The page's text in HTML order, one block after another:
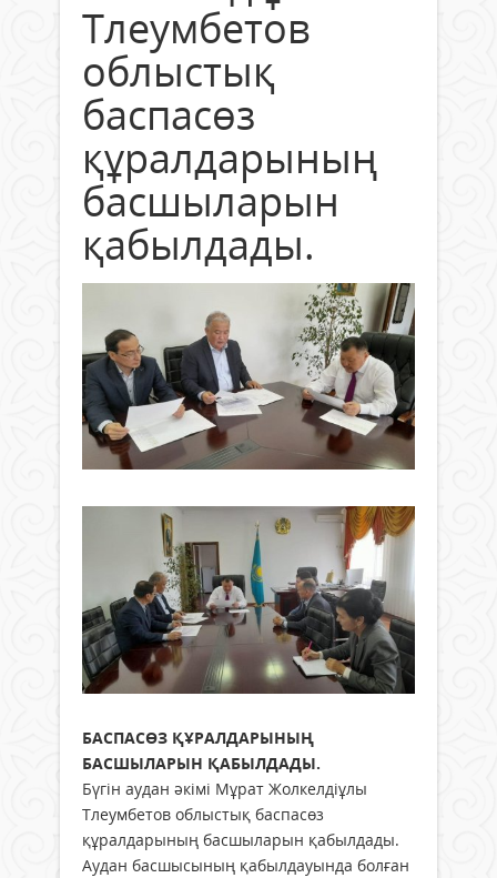
Тлеумбетов
облыстық
баспасөз
құралдарының
басшыларын
қабылдады.
БАСПАСӨЗ ҚҰРАЛДАРЫНЫҢ
БАСШЫЛАРЫН ҚАБЫЛДАДЫ.
Бүгін аудан әкімі Мұрат Жолкелдіұлы
Тлеумбетов облыстық баспасөз
құралдарының басшыларын қабылдады.
Аудан басшысының қабылдауында болған